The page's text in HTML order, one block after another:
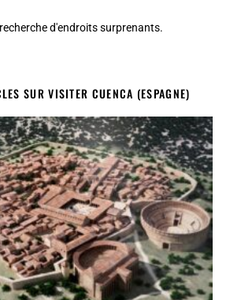
d'endroits surprenants.
SUR VISITER CUENCA (ESPAGNE)